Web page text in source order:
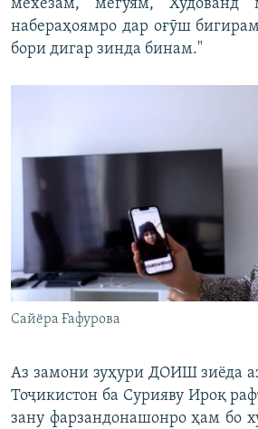
мехезам, мегӯям,
набераҳоямро дар оғӯш
бори дигар зинда бинам."
Сайёра Ғафурова
Аз замони зуҳури ДОИШ зиёда
Тоҷикистон ба Сурияву Ироқ
зану фарзандонашонро ҳам бо